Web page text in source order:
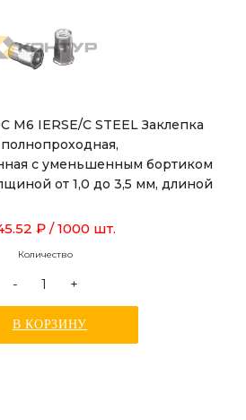
M6 IERSE/C STEEL Заклепка
с уменьшенным бортиком
от 1,0 до 3,5 мм, длиной
₽ / 1000 шт.
Количество
- +
В КОРЗИНУ